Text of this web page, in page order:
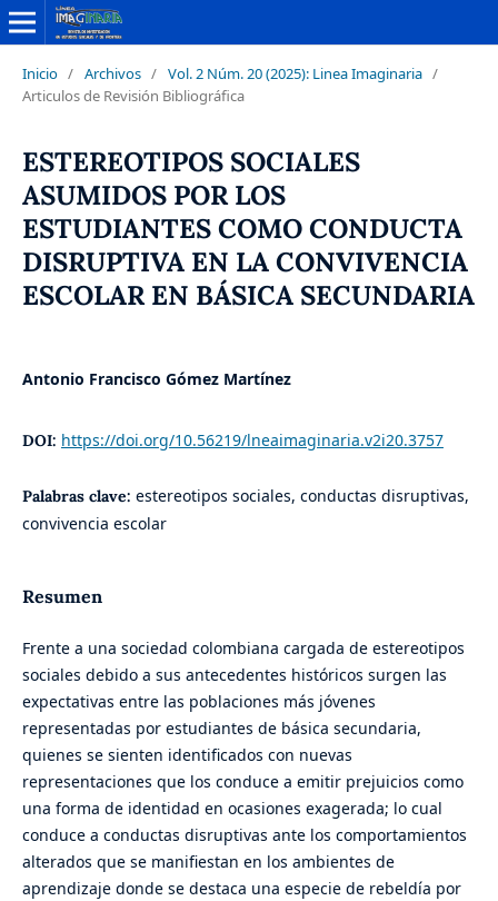
Inicio / Archivos / Vol. 2 Núm. 20 (2025): Linea Imaginaria /
Articulos de Revisión Bibliográfica
ESTEREOTIPOS SOCIALES
ASUMIDOS POR LOS
ESTUDIANTES COMO CONDUCTA
DISRUPTIVA EN LA CONVIVENCIA
ESCOLAR EN BÁSICA SECUNDARIA
Antonio Francisco Gómez Martínez
DOI: https://doi.org/10.56219/lneaimaginaria.v2i20.3757
Palabras clave: estereotipos sociales, conductas disruptivas,
convivencia escolar
Resumen
Frente a una sociedad colombiana cargada de estereotipos
sociales debido a sus antecedentes históricos surgen las
expectativas entre las poblaciones más jóvenes
representadas por estudiantes de básica secundaria,
quienes se sienten identificados con nuevas
representaciones que los conduce a emitir prejuicios como
una forma de identidad en ocasiones exagerada; lo cual
conduce a conductas disruptivas ante los comportamientos
alterados que se manifiestan en los ambientes de
aprendizaje donde se destaca una especie de rebeldía por